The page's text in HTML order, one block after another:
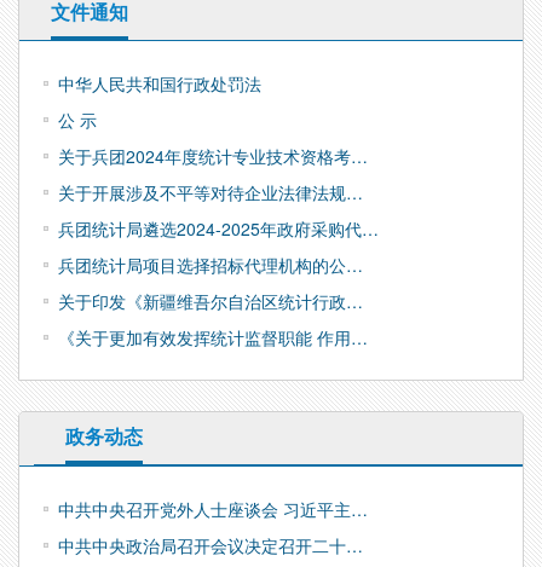
文件通知
中华人民共和国行政处罚法
公 示
关于兵团2024年度统计专业技术资格考…
关于开展涉及不平等对待企业法律法规…
兵团统计局遴选2024-2025年政府采购代…
兵团统计局项目选择招标代理机构的公…
关于印发《新疆维吾尔自治区统计行政…
《关于更加有效发挥统计监督职能 作用…
政务动态
中共中央召开党外人士座谈会 习近平主…
中共中央政治局召开会议决定召开二十…